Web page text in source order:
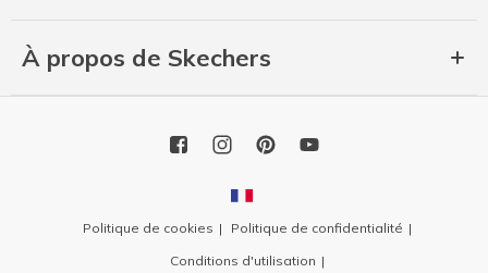
À propos de Skechers
Politique de cookies
Politique de confidentialité
Conditions d'utilisation